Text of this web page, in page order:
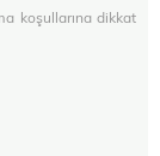
koşullarına dikkat